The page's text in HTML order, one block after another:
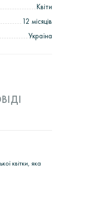
Квіти
12 місяців
Україна
квітки, яка